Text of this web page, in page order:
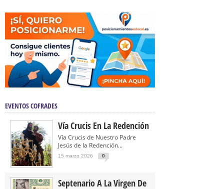
EVENTOS COFRADES
Vía Crucis En La Redención
Vía Crucis de Nuestro Padre
Jesús de la Redención...
15 marzo 2026 0
Septenario A La Virgen De